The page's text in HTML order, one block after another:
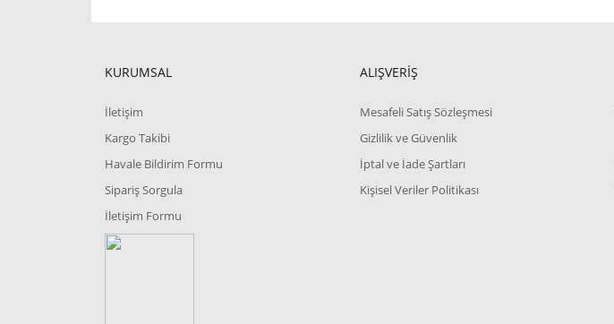
KURUMSAL
İletişim
Kargo Takibi
Havale Bildirim Formu
Sipariş Sorgula
İletişim Formu
ALIŞVERİŞ
Mesafeli Satış Sözleşmesi
Gizlilik ve Güvenlik
İptal ve İade Şartları
Kişisel Veriler Politikası